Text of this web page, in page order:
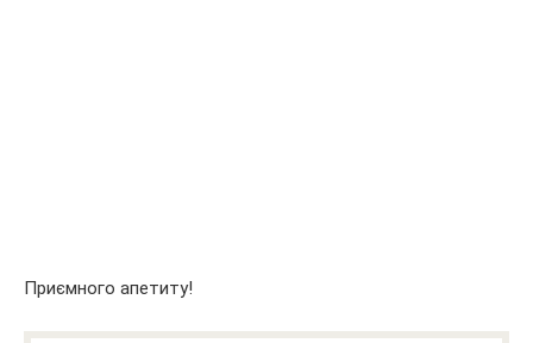
Приємного апетиту!